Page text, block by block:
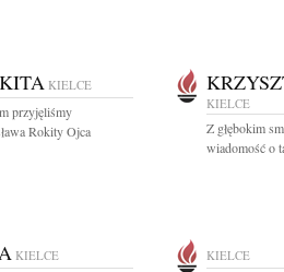
KIELCE
przyjęliśmy
Rokity Ojca
KIELCE
Z głębokim
wiadomość o
KIELCE KIELCE